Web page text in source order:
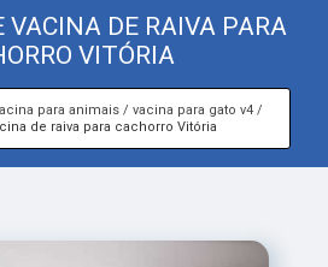
VACINA DE RAIVA PARA
VITÓRIA
para animais
vacina para gato v4
de raiva para cachorro Vitória